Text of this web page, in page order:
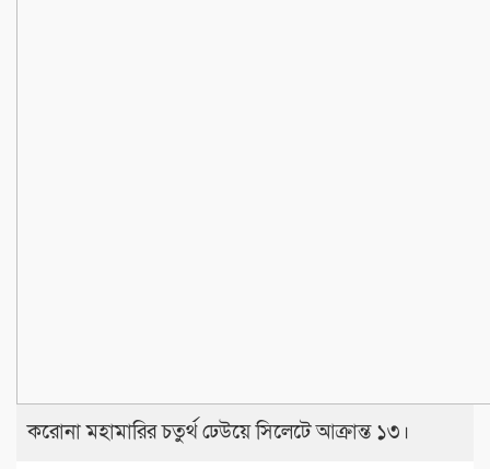
করোনা মহামারির চতুর্থ ঢেউয়ে সিলেটে আক্রান্ত ১৩।